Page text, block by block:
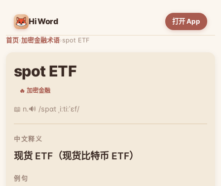
HiWord 打开 App
首页›加密金融术语›spot ETF
spot ETF
🔥 加密金融
📖 n.🔊 /spɑt ˌiːtiːˈɛf/
中文释义
现货 ETF（现货比特币 ETF）
例句